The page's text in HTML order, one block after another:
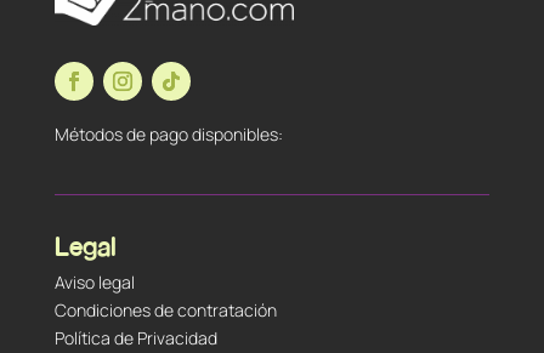
Métodos de pago disponibles:
Legal
Aviso legal
Condiciones de contratación
Política de Privacidad